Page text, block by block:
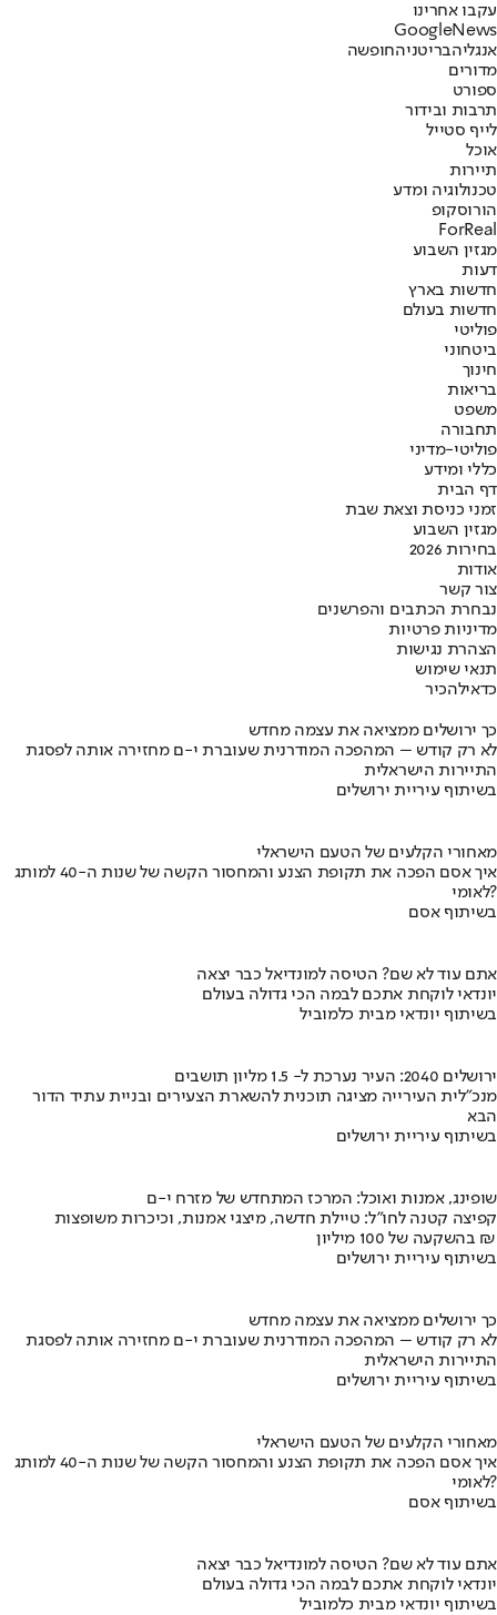
עקבו אחרינו
Googl eNews
אנגליהבריטניהחופשה
מדורים
ספורט
תרבות ובידור
לייף סטייל
אוכל
תיירות
טכנולוגיה ומדע
הורוסקופ
ForReal
מגזין השבוע
דעות
חדשות בארץ
חדשות בעולם
פוליטי
ביטחוני
חינוך
בריאות
משפט
תחבורה
פוליטי-מדיני
כללי ומידע
דף הבית
זמני כניסת וצאת שבת
מגזין השבוע
בחירות 2026
אודות
צור קשר
נבחרת הכתבים והפרשנים
מדיניות פרטיות
הצהרת נגישות
תנאי שימוש
כדאילהכיר
כך ירושלים ממציאה את עצמה מחדש
לא רק קודש – המהפכה המודרנית שעוברת י-ם מחזירה אותה לפסגת
התיירות הישראלית
בשיתוף עיריית ירושלים
מאחורי הקלעים של הטעם הישראלי
איך אסם הפכה את תקופת הצנע והמחסור הקשה של שנות ה-40 למותג
לאומי?
בשיתוף אסם
אתם עוד לא שם? הטיסה למונדיאל כבר יצאה
יונדאי לוקחת אתכם לבמה הכי גדולה בעולם
בשיתוף יונדאי מבית כלמוביל
ירושלים 2040: העיר נערכת ל- 1.5 מליון תושבים
מנכ"לית העירייה מציגה תוכנית להשארת הצעירים ובניית עתיד הדור
הבא
בשיתוף עיריית ירושלים
שופינג, אמנות ואוכל: המרכז המתחדש של מזרח י-ם
קפיצה קטנה לחו"ל: טיילת חדשה, מיצגי אמנות, וכיכרות משופצות
בהשקעה של 100 מיליון ₪
בשיתוף עיריית ירושלים
כך ירושלים ממציאה את עצמה מחדש
לא רק קודש – המהפכה המודרנית שעוברת י-ם מחזירה אותה לפסגת
התיירות הישראלית
בשיתוף עיריית ירושלים
מאחורי הקלעים של הטעם הישראלי
איך אסם הפכה את תקופת הצנע והמחסור הקשה של שנות ה-40 למותג
לאומי?
בשיתוף אסם
אתם עוד לא שם? הטיסה למונדיאל כבר יצאה
יונדאי לוקחת אתכם לבמה הכי גדולה בעולם
בשיתוף יונדאי מבית כלמוביל